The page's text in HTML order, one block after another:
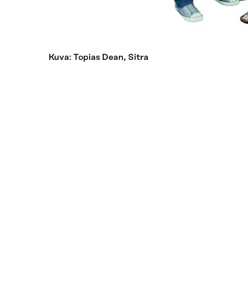
Kuva: Topias Dean, Sitra